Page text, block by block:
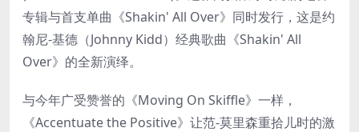
专辑与首支单曲《Shakin' All Over》同时发行，这是约
翰尼-基德（Johnny Kidd）经典歌曲《Shakin' All
Over》的全新演绎。
与今年广受赞誉的《Moving On Skiffle》一样，
《Accentuate the Positive》让范-莫里森重拾儿时的激